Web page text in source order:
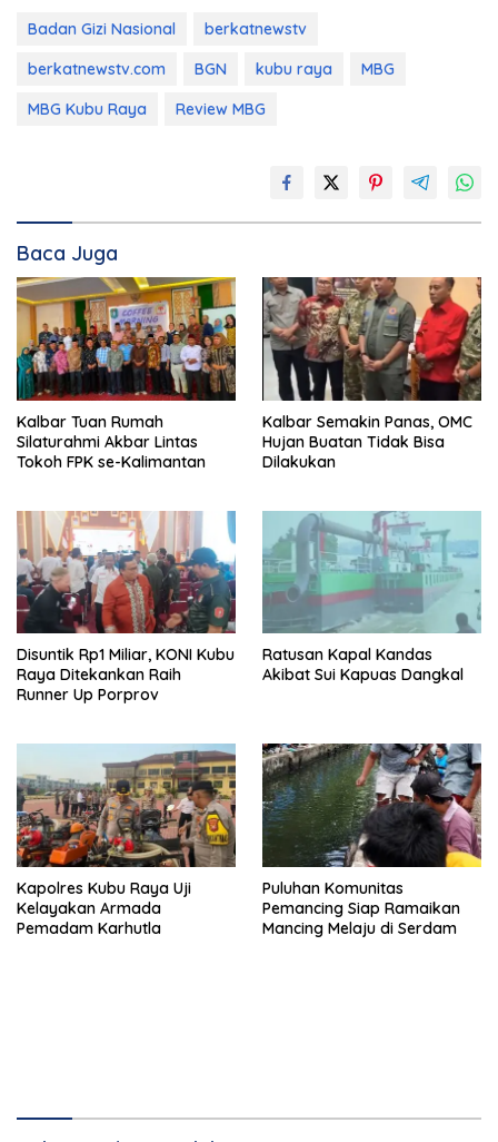
Badan Gizi Nasional
berkatnewstv
berkatnewstv.com
BGN kubu raya
MBG
MBG Kubu Raya
Review MBG
Baca Juga
Kalbar Tuan Rumah
Silaturahmi Akbar Lintas
Tokoh FPK se-Kalimantan
Kalbar Semakin Panas, OMC
Hujan Buatan Tidak Bisa
Dilakukan
Disuntik Rp1 Miliar, KONI Kubu
Raya Ditekankan Raih
Runner Up Porprov
Ratusan Kapal Kandas
Akibat Sui Kapuas Dangkal
Kapolres Kubu Raya Uji
Kelayakan Armada
Pemadam Karhutla
Puluhan Komunitas
Pemancing Siap Ramaikan
Mancing Melaju di Serdam